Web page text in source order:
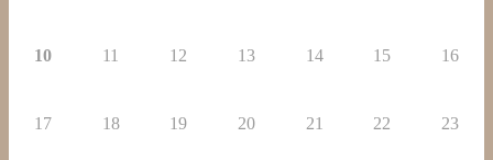
10 11 12 13 14 15 16
17 18 19 20 21 22 23